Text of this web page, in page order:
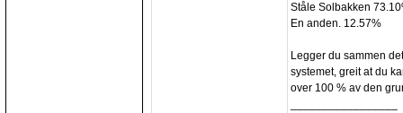
Ståle Solbakken
En anden. 12.57%
Legger du sammen
systemet, greit at du
over 100 % av den